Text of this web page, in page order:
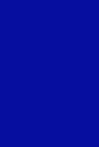
para Tuberías
Instalación de Gas
Gas
Repuestos de Gas
y Residual